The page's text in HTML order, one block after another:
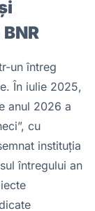
un întreg
În iulie 2025,
anul 2026 a
cu
instituția
întregului an